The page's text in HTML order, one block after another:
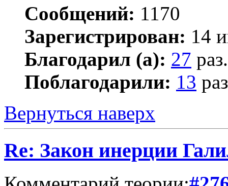
Сообщений: 1170
Зарегистрирован: 14
Благодарил (а): 27 раз.
Поблагодарили: 13
Вернуться наверх
Re: Закон инерции